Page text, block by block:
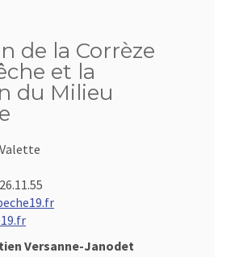
de la Corrèze
et la
du Milieu
Versanne-Janodet